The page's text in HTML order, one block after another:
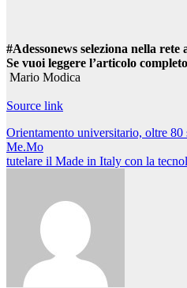
#Adessonews seleziona nella
Se vuoi leggere l’articolo
Mario Modica
Source link
Navigazione
articoli
Orientamento universitario, oltre
Me.Mo
tutelare il Made in Italy con la